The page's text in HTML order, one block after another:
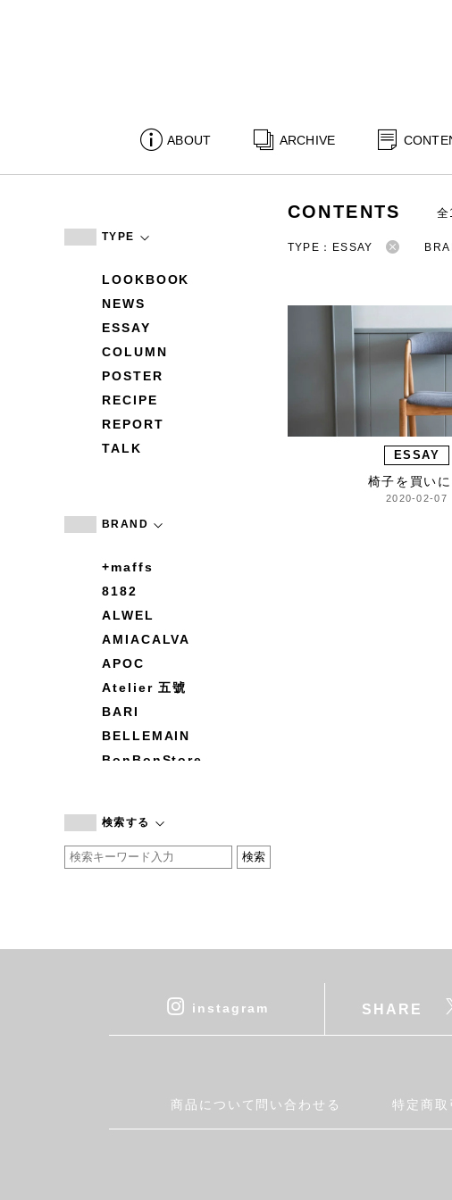
ABOUT ARCHIVE
TYPE
LOOKBOOK
NEWS
ESSAY
COLUMN
POSTER
RECIPE
REPORT
TALK
BRAND
+maffs
8182
ALWEL
AMIACALVA
APOC
Atelier 五號
BARI
BELLEMAIN
BonBonStore
by basics
CATWORTH
cohan
DEAN & DELUCA
Fatima Morocco
検索する
CONTENTS 全
TYPE：ESSAY
ESSAY
椅子を買いに
2020-02-07
instagram SHARE
商品について問い合わせる 特定商